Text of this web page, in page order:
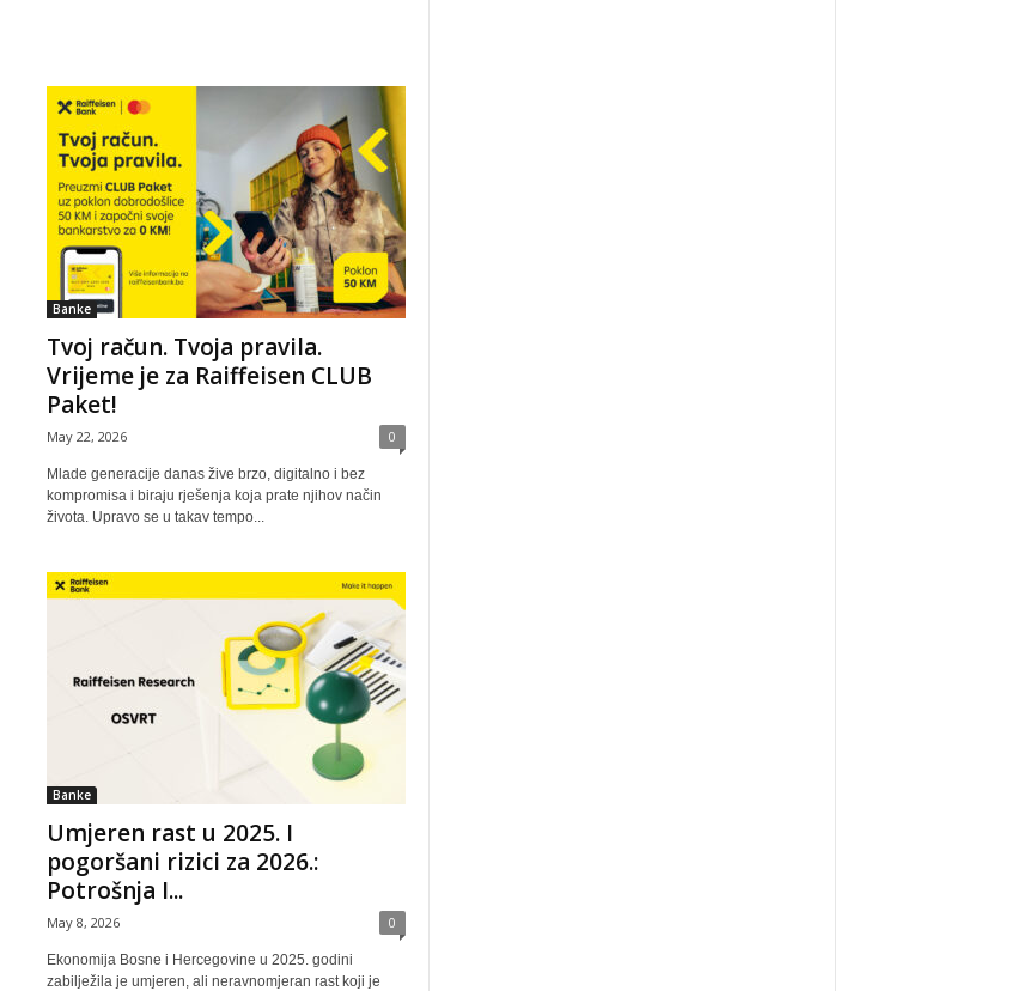
Banke
Tvoj račun. Tvoja pravila.
Vrijeme je za Raiffeisen CLUB
Paket!
May 22, 2026 0
Mlade generacije danas žive brzo, digitalno i bez
kompromisa i biraju rješenja koja prate njihov način
života. Upravo se u takav tempo...
Banke
Umjeren rast u 2025. I
pogoršani rizici za 2026.:
Potrošnja I...
May 8, 2026 0
Ekonomija Bosne i Hercegovine u 2025. godini
zabilježila je umjeren, ali neravnomjeran rast koji je